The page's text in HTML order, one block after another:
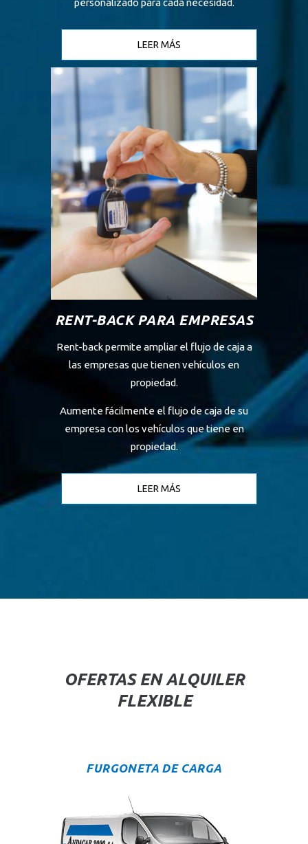
LEER MÁS
RENT-BACK PARA EMPRESAS
Rent-back permite ampliar el flujo de caja a
las empresas que tienen vehículos en
propiedad.
Aumente fácilmente el flujo de caja de su
empresa con los vehículos que tiene en
propiedad.
LEER MÁS
OFERTAS EN ALQUILER
FLEXIBLE
FURGONETA DE CARGA